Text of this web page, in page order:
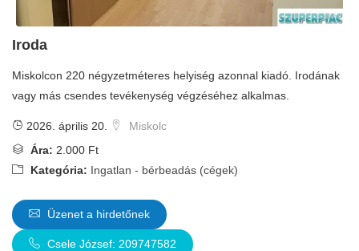
Iroda
Miskolcon 220 négyzetméteres helyiség azonnal kiadó. Irodának
vagy más csendes tevékenység végzéséhez alkalmas.
2026. április 20.
Miskolc
Ára: 2.000 Ft
Kategória: Ingatlan - bérbeadás (cégek)
Üzenet a hirdetőnek
Csele József: 209747582